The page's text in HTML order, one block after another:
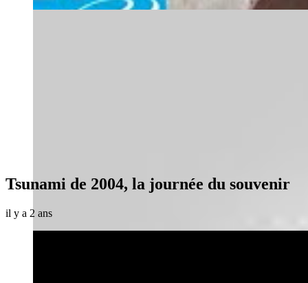
Tsunami de 2004, la journée du souvenir
il y a 2 ans